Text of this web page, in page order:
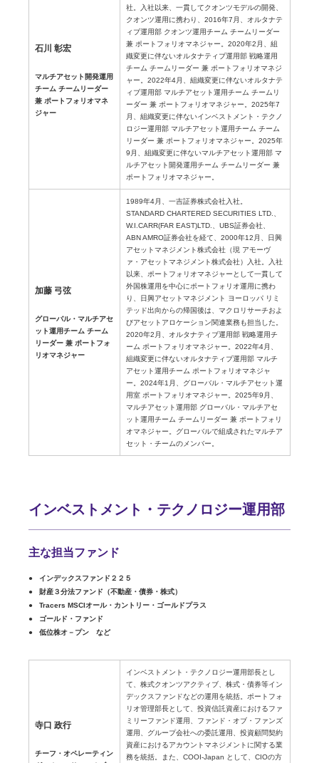
石川 彰宏
マルチアセット開発運用
チーム チームリーダー
兼 ポートフォリオマネ
ジャー
社。入社以来、一貫してクオンツモデルの開発、
クオンツ運用に携わり、2016年7月、オルタナテ
ィブ運用部 クオンツ運用チーム チームリーダー
兼 ポートフォリオマネジャー。2020年2月、組
織変更に伴ないオルタナティブ運用部 戦略運用
チーム チームリーダー 兼 ポートフォリオマネジ
ャー。2022年4月、組織変更に伴ないオルタナテ
ィブ運用部 マルチアセット運用チーム チームリ
ーダー 兼 ポートフォリオマネジャー。2025年7
月、組織変更に伴ないインベストメント・テクノ
ロジー運用部 マルチアセット運用チーム チーム
リーダー 兼 ポートフォリオマネジャー。2025年
9月、組織変更に伴ないマルチアセット運用部 マ
ルチアセット開発運用チーム チームリーダー 兼
ポートフォリオマネジャー。
加藤 弓弦
グローバル・マルチアセ
ット運用チーム チーム
リーダー 兼 ポートフォ
リオマネジャー
1989年4月、一吉証券株式会社入社。
STANDARD CHARTERED SECURITIES LTD.、
W.I.CARR(FAR EAST)LTD.、UBS証券会社、
ABN AMRO証券会社を経て、2000年12月、日興
アセットマネジメント株式会社（現 アモーヴ
ァ・アセットマネジメント株式会社）入社。入社
以来、ポートフォリオマネジャーとして一貫して
外国株運用を中心にポートフォリオ運用に携わ
り、日興アセットマネジメント ヨーロッパ リミ
テッド出向からの帰国後は、マクロリサーチおよ
びアセットアロケーション関連業務も担当した。
2020年2月、オルタナティブ運用部 戦略運用チ
ーム ポートフォリオマネジャー。2022年4月、
組織変更に伴ないオルタナティブ運用部 マルチ
アセット運用チーム ポートフォリオマネジャ
ー。2024年1月、グローバル・マルチアセット運
用室 ポートフォリオマネジャー。2025年9月、
マルチアセット運用部 グローバル・マルチアセ
ット運用チーム チームリーダー 兼 ポートフォリ
オマネジャー。グローバルで組成されたマルチア
セット・チームのメンバー。
インベストメント・テクノロジー運用部
主な担当ファンド
インデックスファンド２２５
財産３分法ファンド（不動産・債券・株式）
Tracers MSCIオール・カントリー・ゴールドプラス
ゴールド・ファンド
低位株オ－プン など
寺口 政行
チーフ・オペレーティン
インベストメント・テクノロジー運用部長とし
て、株式クオンツアクティブ、株式・債券等イン
デックスファンドなどの運用を統括。ポートフォ
リオ管理部長として、投資信託資産におけるファ
ミリーファンド運用、ファンド・オブ・ファンズ
運用、グループ会社への委託運用、投資顧問契約
資産におけるアカウントマネジメントに関する業
務を統括。また、COOI-Japan として、CIOの方